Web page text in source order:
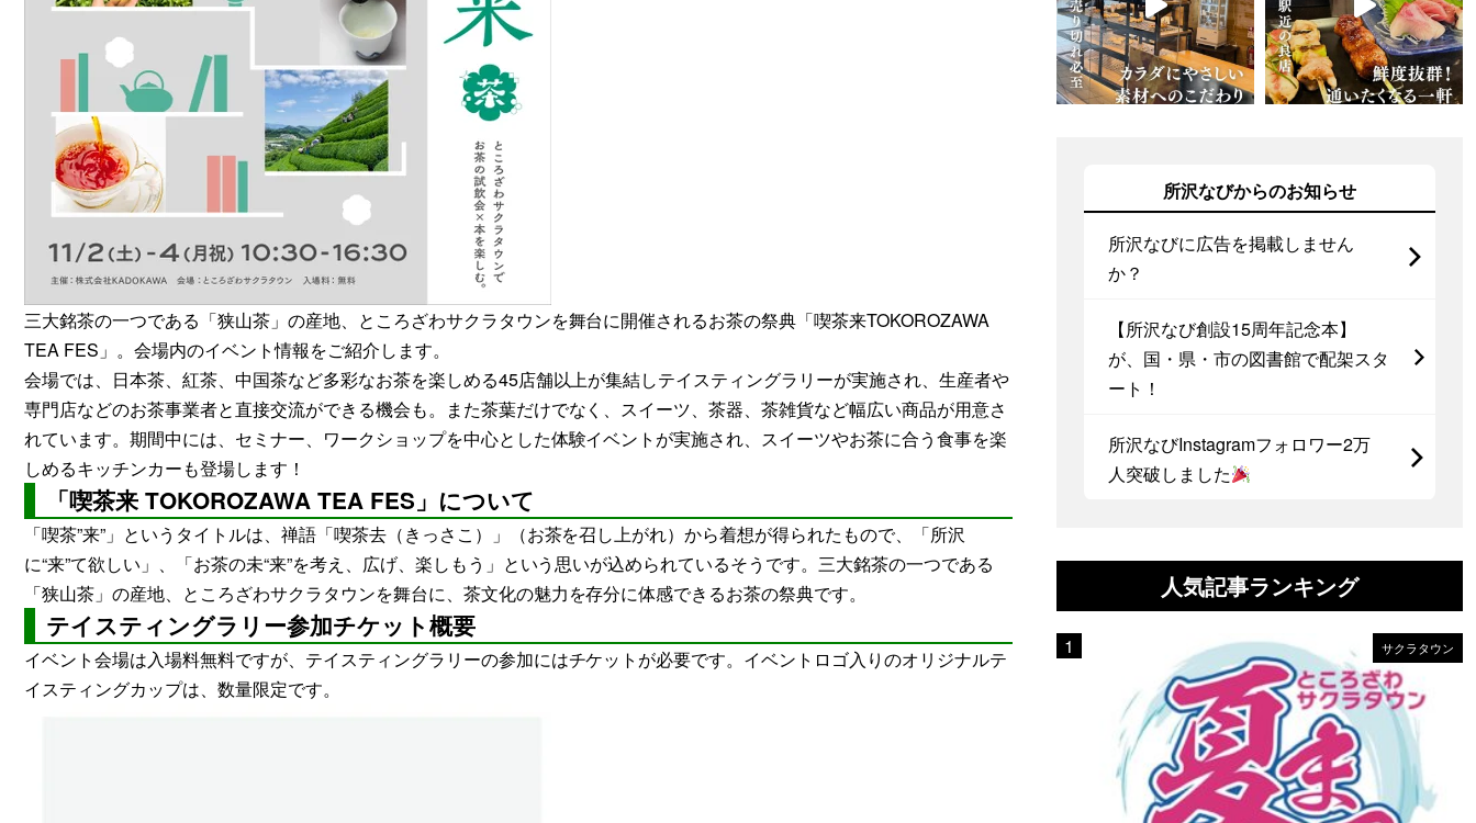
三大銘茶の一つである「狭山茶」の産地、ところざわサクラタウンを舞台に開催されるお茶の祭典「喫茶来TOKOROZAWA
TEA FES」。会場内のイベント情報をご紹介します。
会場では、日本茶、紅茶、中国茶など多彩なお茶を楽しめる45店舗以上が集結しテイスティングラリーが実施され、生産者や
専門店などのお茶事業者と直接交流ができる機会も。また茶葉だけでなく、スイーツ、茶器、茶雑貨など幅広い商品が用意さ
れています。期間中には、セミナー、ワークショップを中心とした体験イベントが実施され、スイーツやお茶に合う食事を楽
しめるキッチンカーも登場します！
「喫茶来 TOKOROZAWA TEA FES」について
「喫茶”来”」というタイトルは、禅語「喫茶去（きっさこ）」（お茶を召し上がれ）から着想が得られたもので、「所沢
に“来”て欲しい」、「お茶の未“来”を考え、広げ、楽しもう」という思いが込められているそうです。三大銘茶の一つである
「狭山茶」の産地、ところざわサクラタウンを舞台に、茶文化の魅力を存分に体感できるお茶の祭典です。
テイスティングラリー参加チケット概要
イベント会場は入場料無料ですが、テイスティングラリーの参加にはチケットが必要です。イベントロゴ入りのオリジナルテ
イスティングカップは、数量限定です。
所沢なびからのお知らせ
所沢なびに広告を掲載しません
か？
【所沢なび創設15周年記念本】
が、国・県・市の図書館で配架スタ
ート！
所沢なびInstagramフォロワー2万
人突破しました
人気記事ランキング
サクラタウン